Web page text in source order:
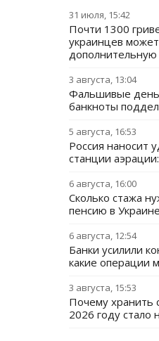
31 июля, 15:42
Почти 1300
украинцев
дополнительную
3 августа, 13:04
Фальшивые
банкноты
5 августа, 16:53
Россия наносит
станции
6 августа, 16:00
Сколько стажа
пенсию в
6 августа, 12:54
Банки усилили
какие операции
3 августа, 15:53
Почему хранить
2026 году стало